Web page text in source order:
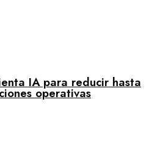
IA para reducir hasta
operativas